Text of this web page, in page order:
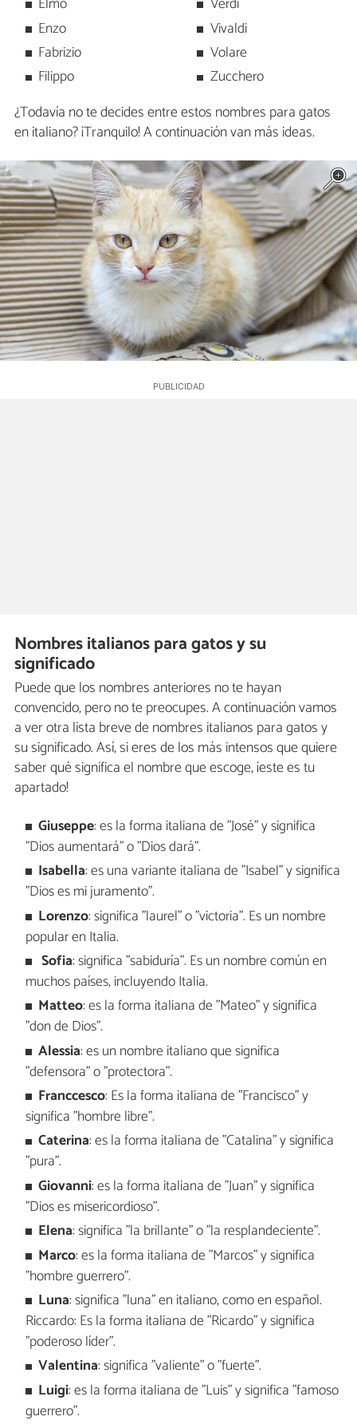
Elmo
Enzo
Fabrizio
Filippo
Verdi
Vivaldi
Volare
Zucchero
¿Todavía no te decides entre estos nombres para gatos
en italiano? ¡Tranquilo! A continuación van más ideas.
Nombres italianos para gatos y su
significado
Puede que los nombres anteriores no te hayan
convencido, pero no te preocupes. A continuación vamos
a ver otra lista breve de nombres italianos para gatos y
su significado. Así, si eres de los más intensos que quiere
saber qué significa el nombre que escoge, ¡este es tu
apartado!
Giuseppe: es la forma italiana de "José" y significa
"Dios aumentará" o "Dios dará".
Isabella: es una variante italiana de "Isabel" y significa
"Dios es mi juramento".
Lorenzo: significa "laurel" o "victoria". Es un nombre
popular en Italia.
Sofia: significa "sabiduría". Es un nombre común en
muchos países, incluyendo Italia.
Matteo: es la forma italiana de "Mateo" y significa
"don de Dios".
Alessia: es un nombre italiano que significa
"defensora" o "protectora".
Franccesco: Es la forma italiana de "Francisco" y
significa "hombre libre".
Caterina: es la forma italiana de "Catalina" y significa
"pura".
Giovanni: es la forma italiana de "Juan" y significa
"Dios es misericordioso".
Elena: significa "la brillante" o "la resplandeciente".
Marco: es la forma italiana de "Marcos" y significa
"hombre guerrero".
Luna: significa "luna" en italiano, como en español.
Riccardo: Es la forma italiana de "Ricardo" y significa
"poderoso líder".
Valentina: significa "valiente" o "fuerte".
Luigi: es la forma italiana de "Luis" y significa "famoso
guerrero".